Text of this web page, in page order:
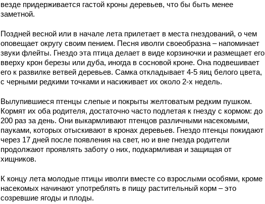
везде придерживается гастой кроны деревьев, что бы быть менее
заметной.
Поздней весной или в начале лета прилетает в места гнездований, о чем
оповещает округу своим пением. Песня иволги своеобразна – напоминает
звуки флейты. Гнездо эта птица делает в виде корзиночки и размещает его
вверху крон березы или дуба, иногда в сосновой кроне. Она подвешивает
его к развилке ветвей деревьев. Самка откладывает 4-5 яиц белого цвета,
с черными редкими точками и насиживает их около 2-х недель.
Вылупившиеся птенцы слепые и покрыты желтоватым редким пушком.
Кормят их оба родителя, достаточно часто подлетая к гнезду с кормом: до
200 раз за день. Они выкармливают птенцов различными насекомыми,
пауками, которых отыскивают в кронах деревьев. Гнездо птенцы покидают
через 17 дней после появления на свет, но и вне гнезда родители
продолжают проявлять заботу о них, подкармливая и защищая от
хищников.
К концу лета молодые птицы иволги вместе со взрослыми особями, кроме
насекомых начинают употреблять в пищу растительный корм – это
созревшие ягоды и плоды.